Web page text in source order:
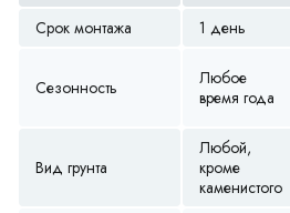
Срок монтажа
1 день
Сезонность
Любое
время года
Вид грунта
Любой,
кроме
каменистого